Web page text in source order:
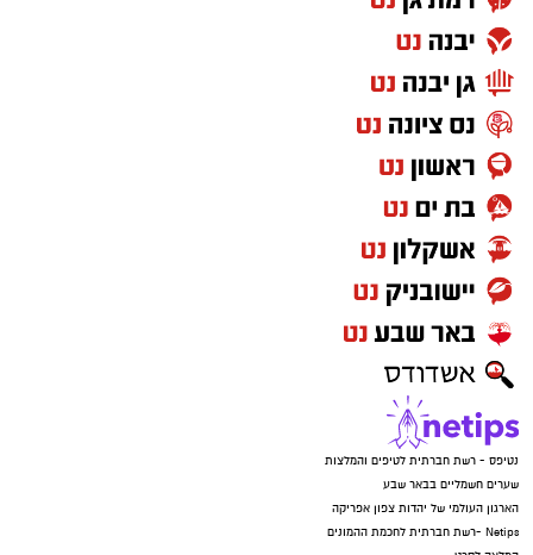
נטיפס - רשת חברתית לטיפים והמלצות
שערים חשמליים בבאר שבע
הארגון העולמי של יהדות צפון אפריקה
Netips -רשת חברתית לחכמת ההמונים